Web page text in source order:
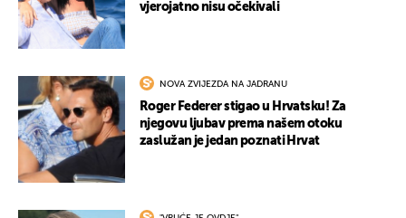
vjerojatno nisu očekivali
NOVA ZVIJEZDA NA JADRANU
Roger Federer stigao u Hrvatsku! Za
njegovu ljubav prema našem otoku
zaslužan je jedan poznati Hrvat